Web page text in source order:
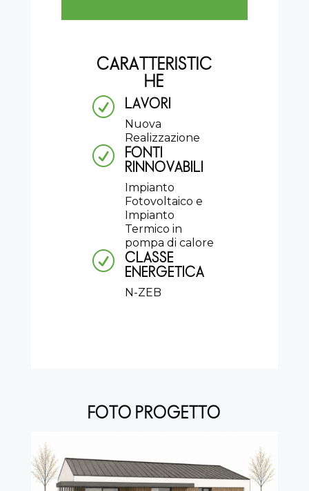
CARATTERISTIC
HE
R LAVORI
Nuova
Realizzazione
R
FONTI
RINNOVABILI
Impianto
Fotovoltaico e
Impianto
Termico in
pompa di calore
R
CLASSE
ENERGETICA
N-ZEB
FOTO PROGETTO